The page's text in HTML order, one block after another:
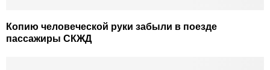
Копию человеческой руки забыли в поезде
пассажиры СКЖД